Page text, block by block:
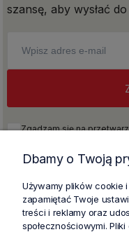
szansę, aby wysłać
Zgadzam się na
Polityce prywatności , w
handlowych drogą
2021, poz. 1876 ze zm.).
Dbamy o Twoją
Używamy plików cookie
zapamiętać Twoje
treści i reklamy oraz
społecznościowymi.